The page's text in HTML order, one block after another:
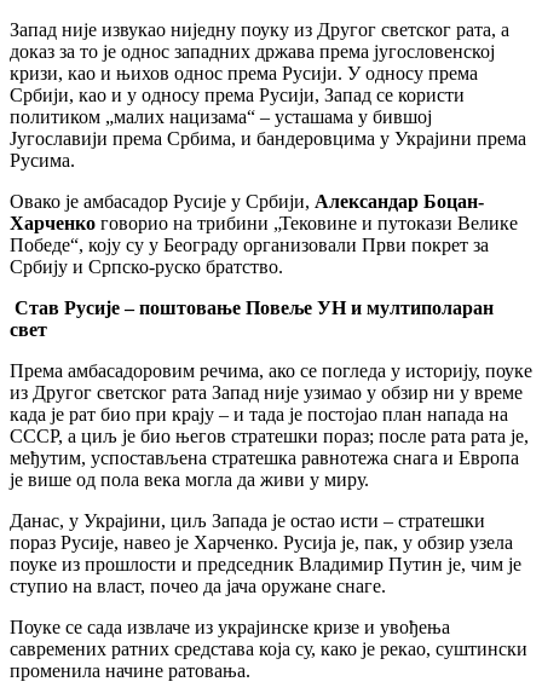
Запад није извукао ниједну поуку из Другог светског рата, а
доказ за то је однос западних држава према југословенској
кризи, као и њихов однос према Русији. У односу према
Србији, као и у односу према Русији, Запад се користи
политиком „малих нацизама“ – усташама у бившој
Југославији према Србима, и бандеровцима у Украјини према
Русима.
Овако је амбасадор Русије у Србији, Александар Боцан-
Харченко говорио на трибини „Тековине и путокази Велике
Победе“, коју су у Београду организовали Први покрет за
Србију и Српско-руско братство.
Став Русије – поштовање Повеље УН и мултиполаран
свет
Према амбасадоровим речима, ако се погледа у историју, поуке
из Другог светског рата Запад није узимао у обзир ни у време
када је рат био при крају – и тада је постојао план напада на
СССР, а циљ је био његов стратешки пораз; после рата рата је,
међутим, успостављена стратешка равнотежа снага и Европа
је више од пола века могла да живи у миру.
Данас, у Украјини, циљ Запада је остао исти – стратешки
пораз Русије, навео је Харченко. Русија је, пак, у обзир узела
поуке из прошлости и председник Владимир Путин је, чим је
ступио на власт, почео да јача оружане снаге.
Поуке се сада извлаче из украјинске кризе и увођења
савремених ратних средстава која су, како је рекао, суштински
променила начине ратовања.